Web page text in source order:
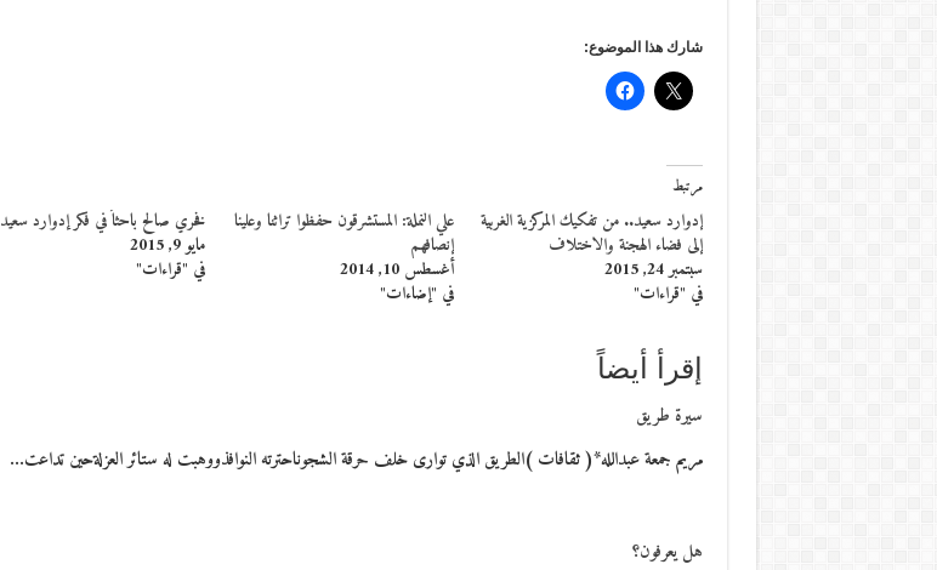
شارك هذا الموضوع:
مرتبط
إدوارد سعيد.. من تفكيك المركزية الغربية
إلى فضاء الهجنة والاختلاف
سبتمبر 24, 2015
في "قراءات"
علي النملة: المستشرقون حفظوا تراثنا وعلينا
إنصافهم
أغسطس 10, 2014
في "إضاءات"
فخري صالح باحثاً في فكر إدوارد سعيد
مايو 9, 2015
في "قراءات"
إقرأ أيضاً
سيرة طريق
مريم جمعة عبدالله*( ثقافات )الطريق الذي توارى خلف حرقة الشجوناحترته النوافذووهبت له ستائر العزلةحين تداعت…
هل يعرفون؟